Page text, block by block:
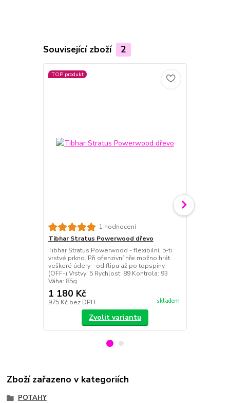
Související zboží 2
TOP produkt
1 hodnocení
Tibhar Stratus Powerwood dřevo
Tibhar Stratus Powerwood - flexibilní, 5-ti
vrstvé prkno. Při ofenzivní hře možno hrát
veškeré údery - od flipu až po topspiny.
(OFF-) Vrstvy: 5 Rychlost: 89 Kontrola: 93
Váha: 85g
1 180 Kč
975 Kč bez DPH skladem
Zvolit variantu
Zboží zařazeno v kategoriích
POTAHY